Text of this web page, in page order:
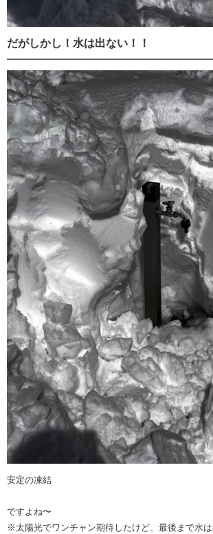
だがしかし！水は出ない！！
安定の凍結
ですよね〜
※太陽光でワンチャン期待したけど、最後まで水